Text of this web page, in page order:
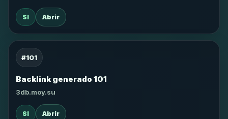
SI Abrir
#101
Backlink generado 101
3db.moy.su
SI Abrir